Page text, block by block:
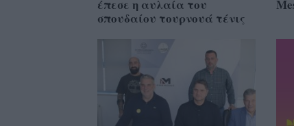
έπεσε η αυλαία του
σπουδαίου τουρνουά τένις